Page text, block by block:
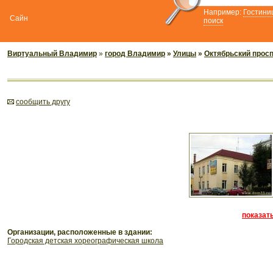
Например:
поиск
Виртуальный Владимир » город Владимир » Улицы » Октябрьский
cообщить другу
Организации, расположенные в здании:
Городская детская хореографическая школа